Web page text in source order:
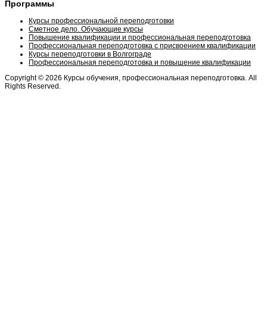
Программы
Курсы профессиональной переподготовки
Сметное дело. Обучающие курсы
Повышение квалификации и профессиональная переподготовка
Профессиональная переподготовка с присвоением квалификации
Курсы переподготовки в Волгограде
Профессиональная переподготовка и повышение квалификации
Copyright © 2026 Курсы обучения, профессиональная переподготовка. All
Rights Reserved.